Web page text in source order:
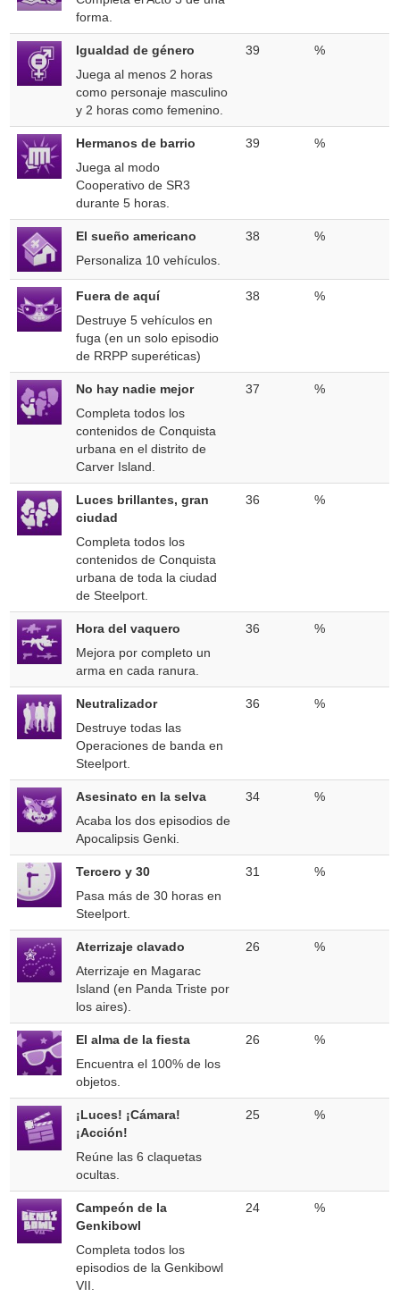
forma.
Igualdad de género
Juega al menos 2 horas
como personaje masculino
y 2 horas como femenino.
39 %
Hermanos de barrio
Juega al modo
Cooperativo de SR3
durante 5 horas.
39 %
El sueño americano
Personaliza 10 vehículos.
38 %
Fuera de aquí
Destruye 5 vehículos en
fuga (en un solo episodio
de RRPP superéticas)
38 %
No hay nadie mejor
Completa todos los
contenidos de Conquista
urbana en el distrito de
Carver Island.
37 %
Luces brillantes, gran
ciudad
Completa todos los
contenidos de Conquista
urbana de toda la ciudad
de Steelport.
36 %
Hora del vaquero
Mejora por completo un
arma en cada ranura.
36 %
Neutralizador
Destruye todas las
Operaciones de banda en
Steelport.
36 %
Asesinato en la selva
Acaba los dos episodios de
Apocalipsis Genki.
34 %
Tercero y 30
Pasa más de 30 horas en
Steelport.
31 %
Aterrizaje clavado
Aterrizaje en Magarac
Island (en Panda Triste por
los aires).
26 %
El alma de la fiesta
Encuentra el 100% de los
objetos.
26 %
¡Luces! ¡Cámara!
¡Acción!
Reúne las 6 claquetas
ocultas.
25 %
Campeón de la
Genkibowl
Completa todos los
episodios de la Genkibowl
VII.
24 %